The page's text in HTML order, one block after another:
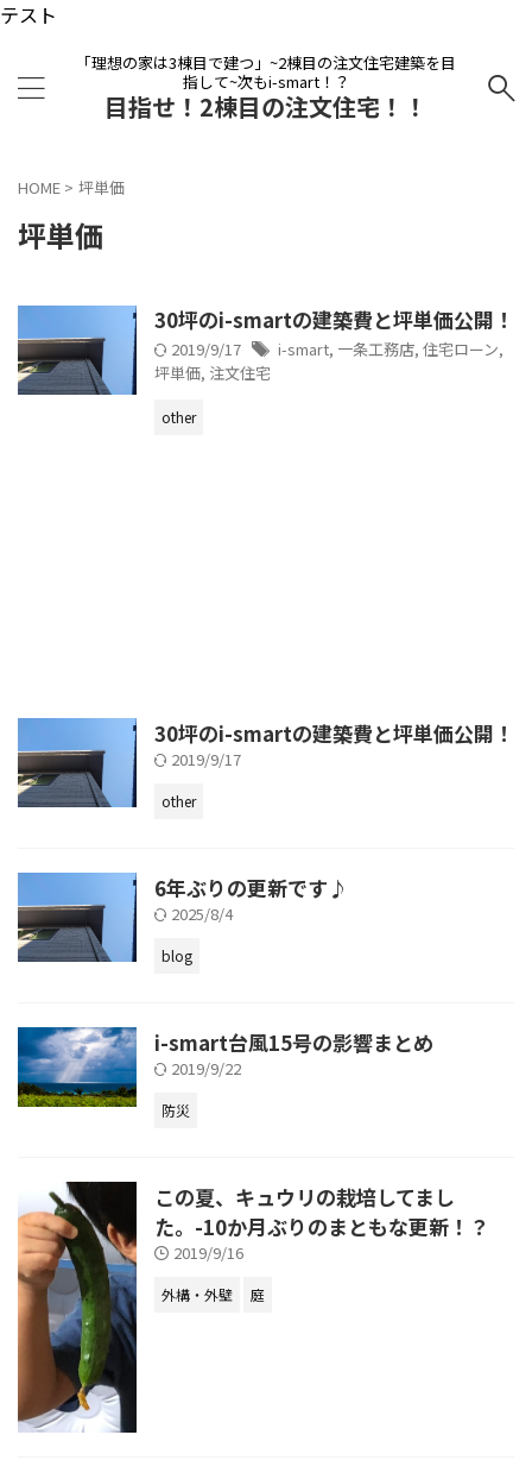
テスト
「理想の家は3棟目で建つ」~2棟目の注文住宅建築を目
指して~次もi-smart！？
目指せ！2棟目の注文住宅！！
HOME > 坪単価
坪単価
30坪のi-smartの建築費と坪単価公開！
2019/9/17 i-smart, 一条工務店, 住宅ローン,
坪単価, 注文住宅
other
30坪のi-smartの建築費と坪単価公開！
2019/9/17
other
6年ぶりの更新です♪
2025/8/4
blog
i-smart台風15号の影響まとめ
2019/9/22
防災
この夏、キュウリの栽培してまし
た。-10か月ぶりのまともな更新！？
2019/9/16
外構・外壁 庭